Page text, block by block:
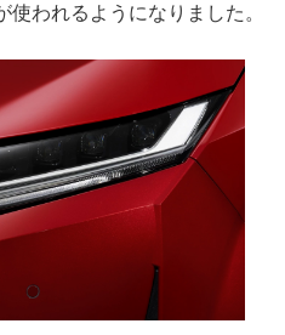
使われるようになりました。